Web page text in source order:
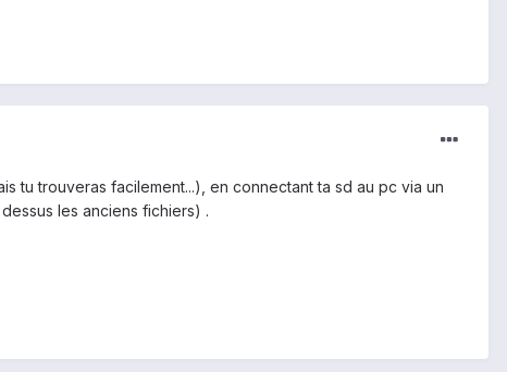
tu trouveras facilement...), en connectant ta sd au pc via un
les anciens fichiers) .